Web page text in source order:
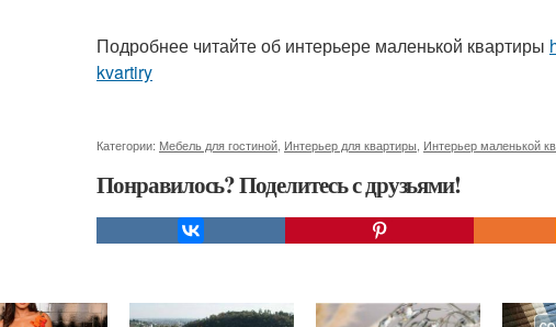
Подробнее читайте об интерьере маленькой квартиры
kvartiry
Категории: Мебель для гостиной Интерьер для квартиры Интерьер маленькой
Понравилось? Поделитесь с друзьями!